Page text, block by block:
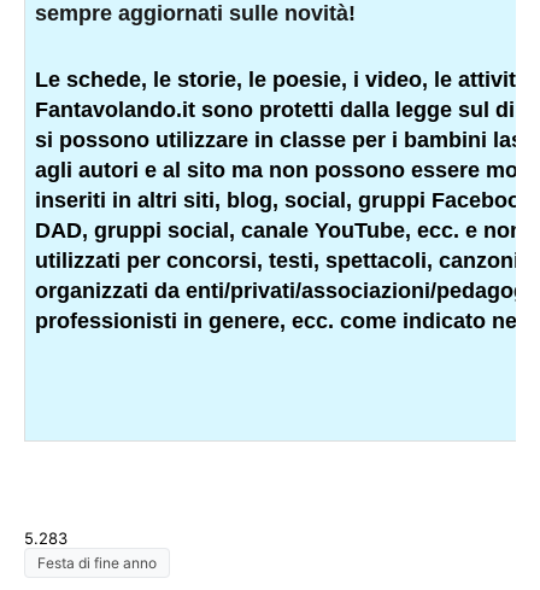
sempre aggiornati sulle novità!
Le schede, le storie, le poesie, i video, le attività
Fantavolando.it sono protetti dalla legge sul
si possono utilizzare in classe per i bambini
agli autori e al sito ma non possono essere
inseriti in altri siti, blog, social, gruppi
DAD, gruppi social, canale YouTube, ecc. e non
utilizzati per concorsi, testi, spettacoli, canzoni,
organizzati da enti/privati/associazioni/
professionisti in genere, ecc. come indicato nelle
5.283
Festa di fine anno